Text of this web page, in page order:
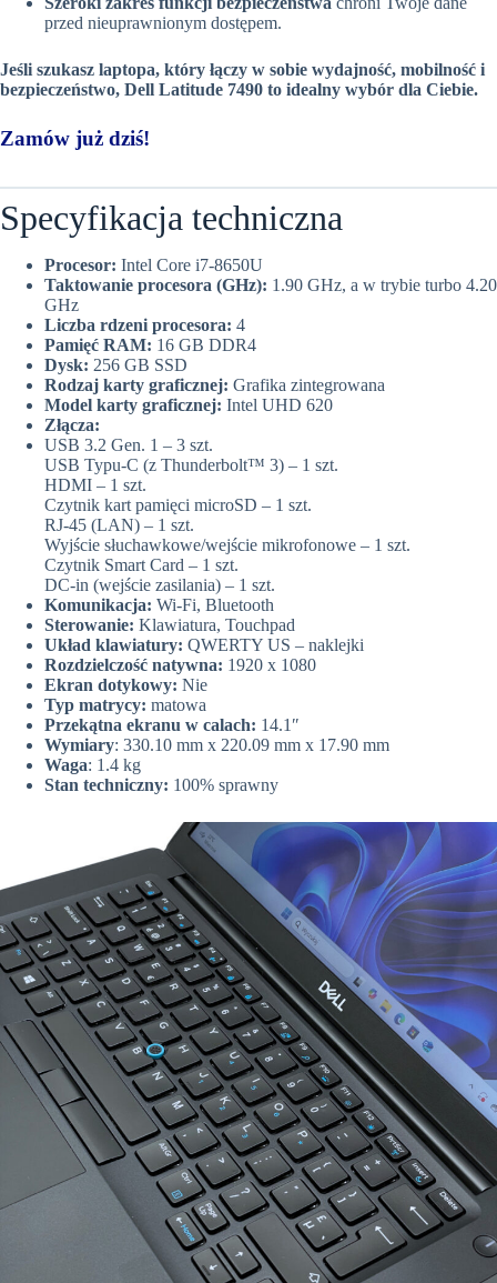
przed nieuprawnionym dostępem.
Jeśli szukasz laptopa, który łączy w sobie wydajność, mobilność i
bezpieczeństwo, Dell Latitude 7490 to idealny wybór dla Ciebie.
Zamów już dziś!
Specyfikacja techniczna
Procesor: Intel Core i7-8650U
Taktowanie procesora (GHz): 1.90 GHz, a w trybie turbo 4.20
GHz
Liczba rdzeni procesora: 4
Pamięć RAM: 16 GB DDR4
Dysk: 256 GB SSD
Rodzaj karty graficznej: Grafika zintegrowana
Model karty graficznej: Intel UHD 620
Złącza:
USB 3.2 Gen. 1 – 3 szt.
USB Typu-C (z Thunderbolt™ 3) – 1 szt.
HDMI – 1 szt.
Czytnik kart pamięci microSD – 1 szt.
RJ-45 (LAN) – 1 szt.
Wyjście słuchawkowe/wejście mikrofonowe – 1 szt.
Czytnik Smart Card – 1 szt.
DC-in (wejście zasilania) – 1 szt.
Komunikacja: Wi-Fi, Bluetooth
Sterowanie: Klawiatura, Touchpad
Układ klawiatury: QWERTY US – naklejki
Rozdzielczość natywna: 1920 x 1080
Ekran dotykowy: Nie
Typ matrycy: matowa
Przekątna ekranu w calach: 14.1″
Wymiary: 330.10 mm x 220.09 mm x 17.90 mm
Waga: 1.4 kg
Stan techniczny: 100% sprawny